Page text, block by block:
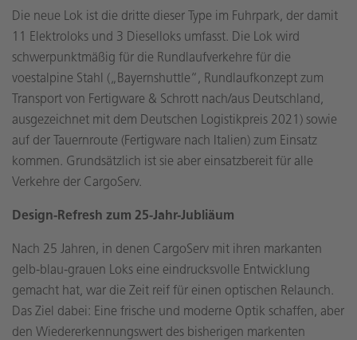
Die neue Lok ist die dritte dieser Type im Fuhrpark, der damit
11 Elektroloks und 3 Dieselloks umfasst. Die Lok wird
schwerpunktmäßig für die Rundlaufverkehre für die
voestalpine Stahl („Bayernshuttle“, Rundlaufkonzept zum
Transport von Fertigware & Schrott nach/aus Deutschland,
ausgezeichnet mit dem Deutschen Logistikpreis 2021) sowie
auf der Tauernroute (Fertigware nach Italien) zum Einsatz
kommen. Grundsätzlich ist sie aber einsatzbereit für alle
Verkehre der CargoServ.
Design-Refresh zum 25-Jahr-Jubliäum
Nach 25 Jahren, in denen CargoServ mit ihren markanten
gelb-blau-grauen Loks eine eindrucksvolle Entwicklung
gemacht hat, war die Zeit reif für einen optischen Relaunch.
Das Ziel dabei: Eine frische und moderne Optik schaffen, aber
den Wiedererkennungswert des bisherigen markenten